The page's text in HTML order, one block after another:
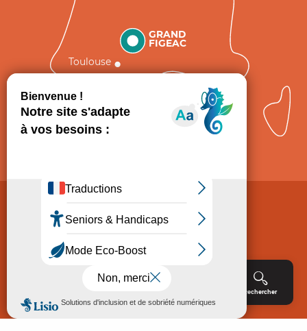
Rechercher
GRAND
FIGEAC
Toulouse
Politique de Protection des données
Accessibilité : non conforme